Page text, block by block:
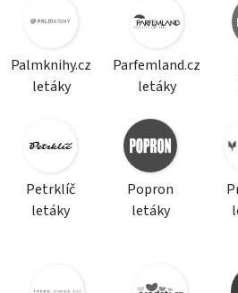
Palmknihy.cz
letáky
Parfemland.cz
letáky
Petrklíč
letáky
Popron
letáky